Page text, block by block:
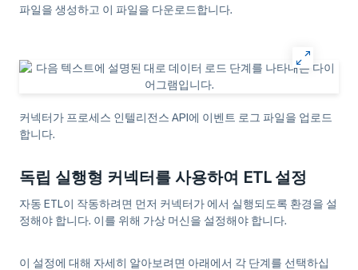
파일을 생성하고 이 파일을 다운로드합니다.
커넥터가 프로세스 인텔리전스 API에 이벤트 로그 파일을 업로드
합니다.
독립 실행형 커넥터를 사용하여 ETL 설정
자동 ETL이 작동하려면 먼저 커넥터가 에서 실행되도록 환경을 설
정해야 합니다. 이를 위해 가상 머신을 설정해야 합니다.
이 설정에 대해 자세히 알아보려면 아래에서 각 단계를 선택하십